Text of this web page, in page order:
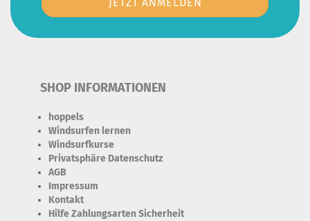
SHOP INFORMATIONEN
hoppels
Windsurfen lernen
Windsurfkurse
Privatsphäre Datenschutz
AGB
Impressum
Kontakt
Hilfe Zahlungsarten Sicherheit